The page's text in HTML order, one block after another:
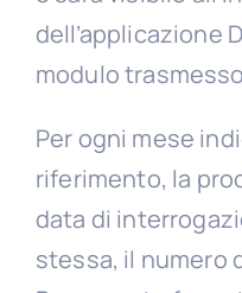
dell’applicazione
modulo
Per ogni mese
riferimento, la
data di
stessa, il numero